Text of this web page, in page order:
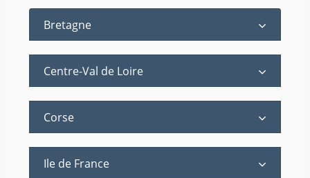
Bretagne
Centre-Val de Loire
Corse
Ile de France